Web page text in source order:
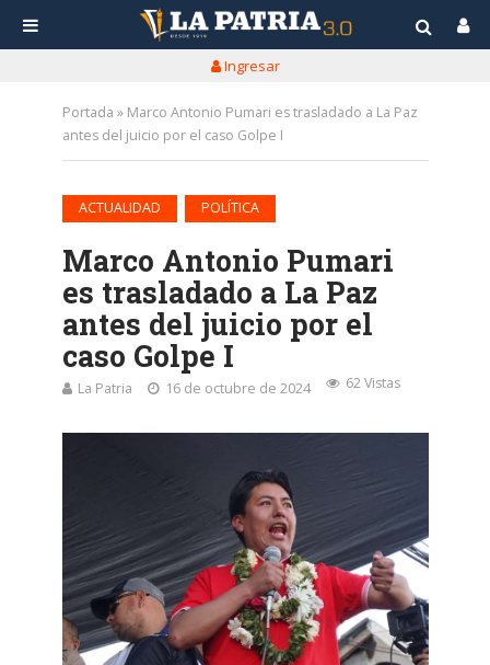
Ingresar
Portada » Marco Antonio Pumari es trasladado a La Paz
antes del juicio por el caso Golpe I
ACTUALIDAD POLÍTICA
Marco Antonio Pumari
es trasladado a La Paz
antes del juicio por el
caso Golpe I
La Patria 16 de octubre de 2024 62 Vistas